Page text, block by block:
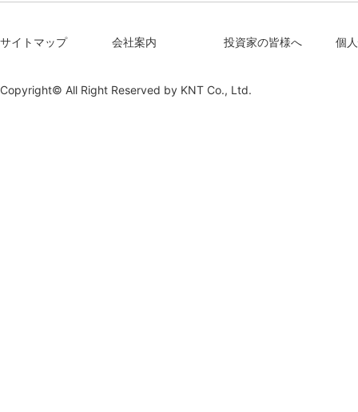
サイトマップ 会社案内 投資家の皆様へ 個
Copyright© All Right Reserved by KNT Co., Ltd.